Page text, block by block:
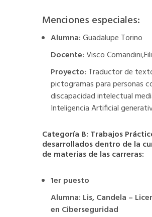
Menciones especiales:
Alumna:Guadalupe Torino
Docente:Visco
Proyecto: Traductor de
pictogramas para personas
discapacidad intelectual
Inteligencia Artificial
Categoría B: Trabajos
desarrollados dentro de la
de materias de las carreras:
1er puesto
Alumna: Lis, Candela –
en Ciberseguridad